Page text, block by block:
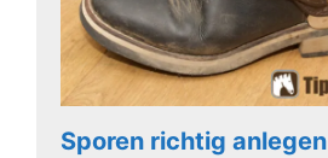
Sporen richtig anlegen